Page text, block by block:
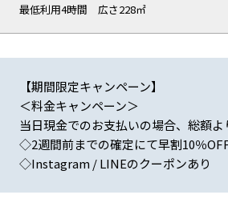
キッチン サイド光と階段
ピンク壁と扉 キッチンイメージ ダイニン
最低利用4時間
広さ228㎡
【期間限定キャンペーン】
＜料金キャンペーン＞
当日現金でのお支払いの場合、総額よ
◇2週間前までの確定にて早割10％
◇Instagram / LINEのクーポンあり